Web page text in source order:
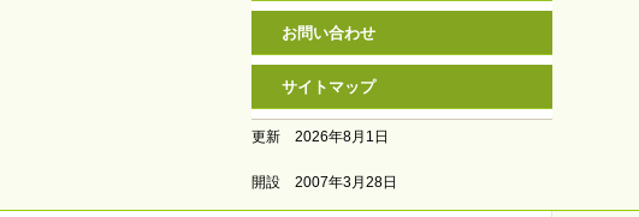
お問い合わせ
サイトマップ
更新 2026年8月1日
開設 2007年3月28日